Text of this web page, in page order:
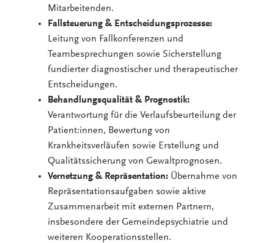
Mitarbeitenden.
Fallsteuerung & Entscheidungsprozesse:
Leitung von Fallkonferenzen und
Teambesprechungen sowie Sicherstellung
fundierter diagnostischer und therapeutischer
Entscheidungen.
Behandlungsqualität & Prognostik:
Verantwortung für die Verlaufsbeurteilung der
Patient:innen, Bewertung von
Krankheitsverläufen sowie Erstellung und
Qualitätssicherung von Gewaltprognosen.
Vernetzung & Repräsentation: Übernahme von
Repräsentationsaufgaben sowie aktive
Zusammenarbeit mit externen Partnern,
insbesondere der Gemeindepsychiatrie und
weiteren Kooperationsstellen.